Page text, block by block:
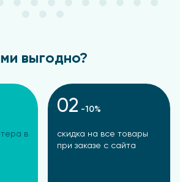
выгодно?
в
02 -10%
скидка на все товары
при заказе с сайта